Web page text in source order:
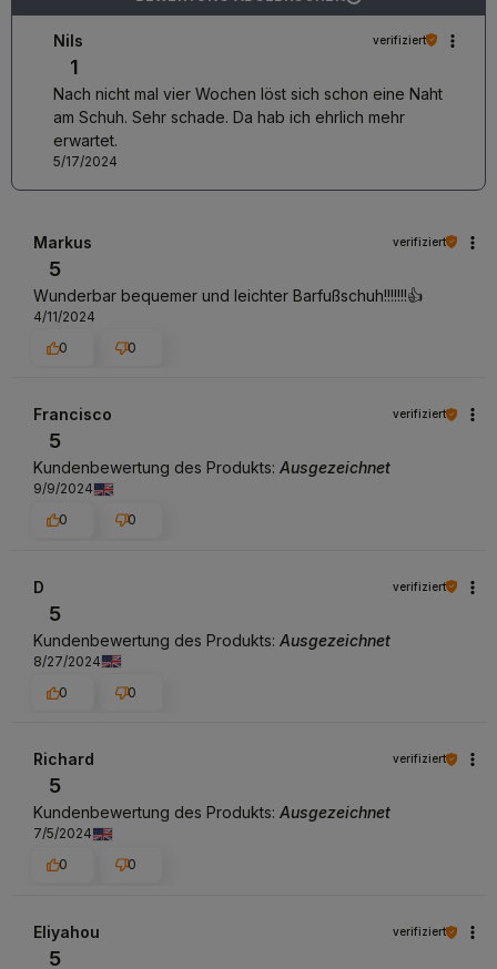
Nils verifiziert
1
Nach nicht mal vier Wochen löst sich schon eine Naht
am Schuh. Sehr schade. Da hab ich ehrlich mehr
erwartet.
5/17/2024
Markus verifiziert
5
Wunderbar bequemer und leichter Barfußschuh!!!!!!!👍️
4/11/2024
0
0
Francisco verifiziert
5
Kundenbewertung des Produkts: Ausgezeichnet
9/9/2024
0
0
D verifiziert
5
Kundenbewertung des Produkts: Ausgezeichnet
8/27/2024
0
0
Richard verifiziert
5
Kundenbewertung des Produkts: Ausgezeichnet
7/5/2024
0
0
Eliyahou verifiziert
5